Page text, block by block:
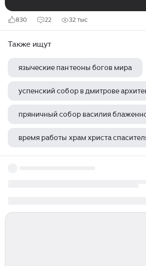
830 22 32 тыс
Также ищут
языческие пантеоны богов мира
успенский собор в дмитрове
пряничный собор василия
время работы храм христа